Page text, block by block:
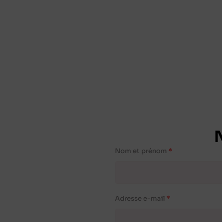
Nom et prénom
Adresse e-mail